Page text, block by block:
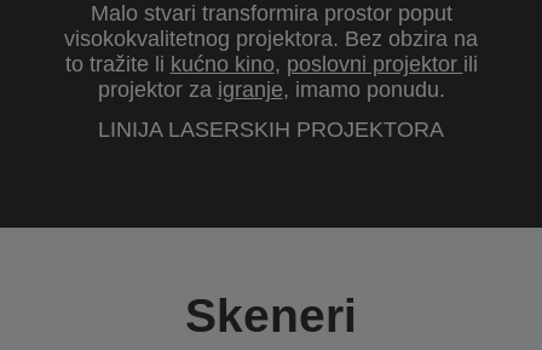
Malo stvari transformira prostor poput
visokokvalitetnog projektora. Bez obzira na
to tražite li kućno kino, poslovni projektor ili
projektor za igranje, imamo ponudu.
LINIJA LASERSKIH PROJEKTORA
Skeneri